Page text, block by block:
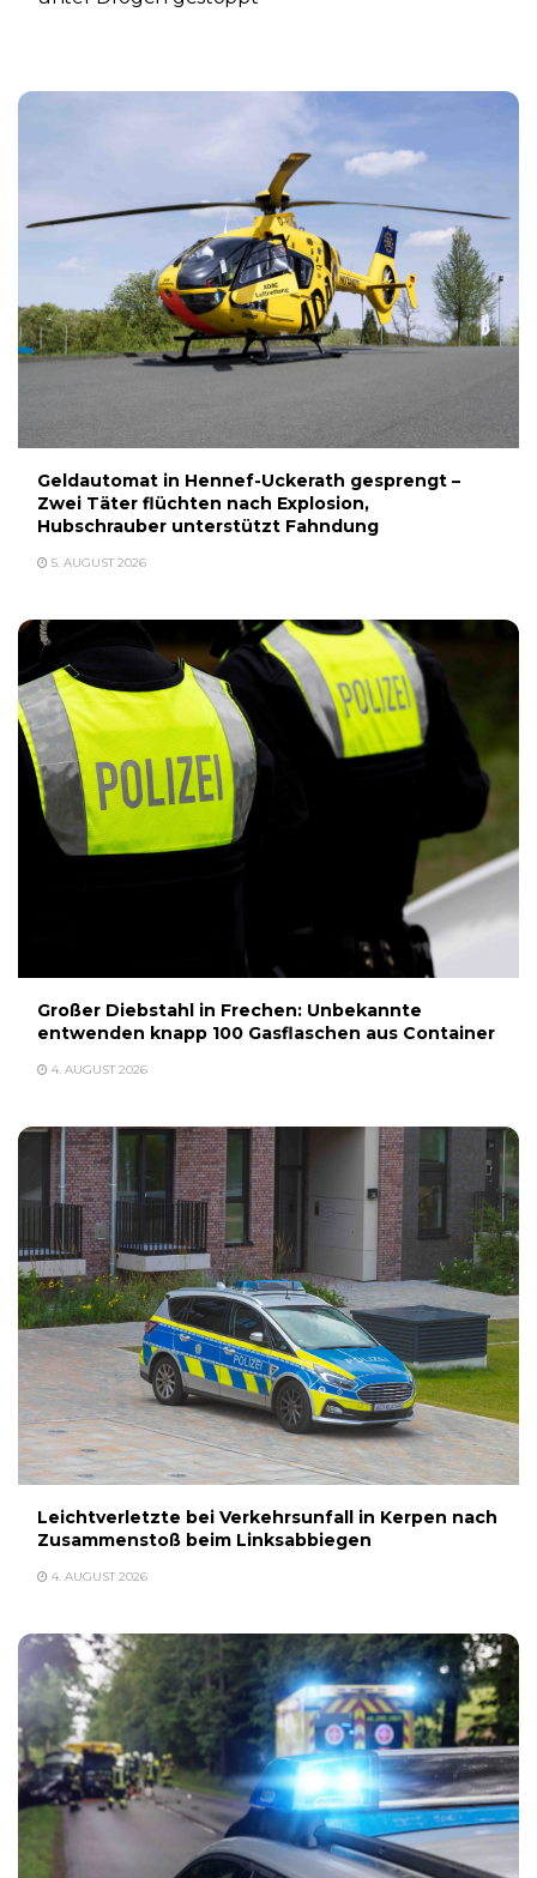
Geldautomat in Hennef-Uckerath gesprengt –
Zwei Täter flüchten nach Explosion,
Hubschrauber unterstützt Fahndung
5. AUGUST 2026
Großer Diebstahl in Frechen: Unbekannte
entwenden knapp 100 Gasflaschen aus Container
4. AUGUST 2026
Leichtverletzte bei Verkehrsunfall in Kerpen nach
Zusammenstoß beim Linksabbiegen
4. AUGUST 2026